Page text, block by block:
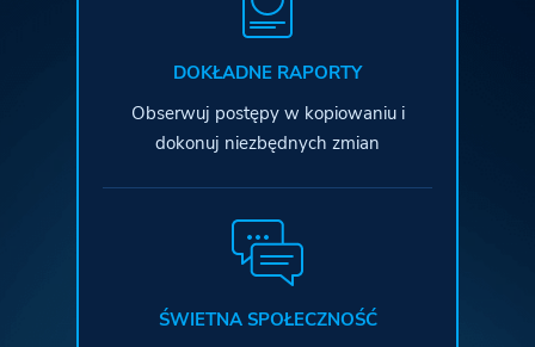
DOKŁADNE RAPORTY
Obserwuj postępy w kopiowaniu i
dokonuj niezbędnych zmian
ŚWIETNA SPOŁECZNOŚĆ